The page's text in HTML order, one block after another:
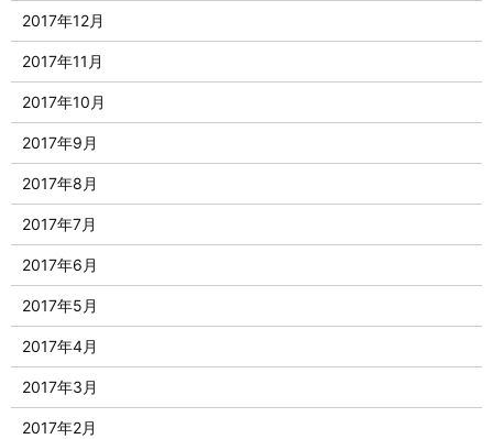
2017年12月
2017年11月
2017年10月
2017年9月
2017年8月
2017年7月
2017年6月
2017年5月
2017年4月
2017年3月
2017年2月